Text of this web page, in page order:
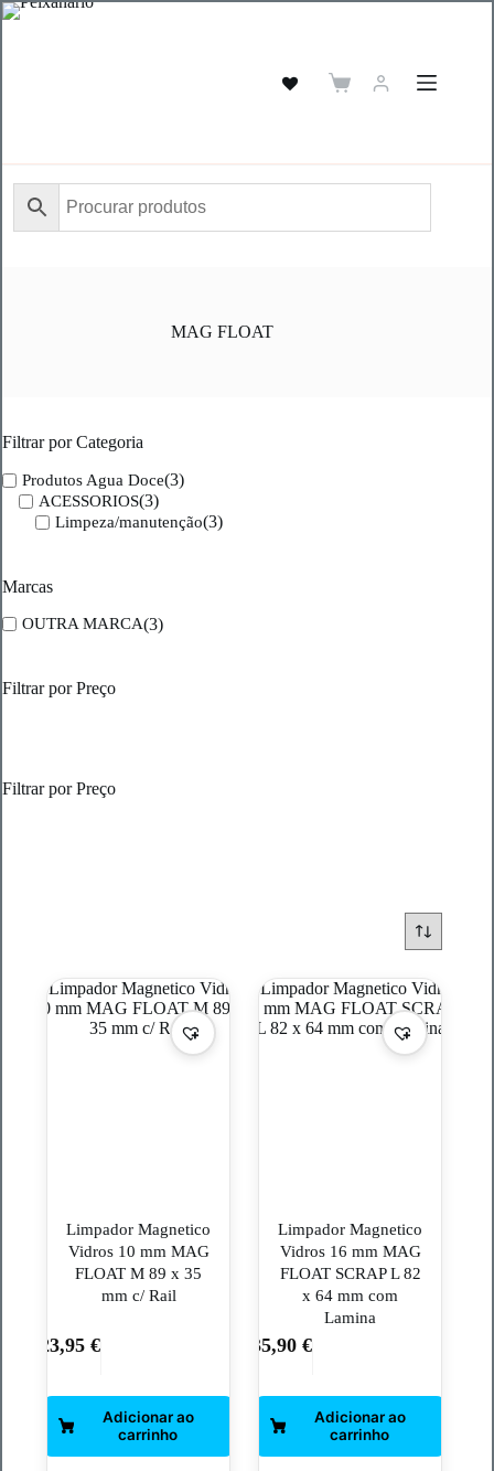
Pular
Carrinho
MAG FLOAT
Limpador Magnetico
Vidros 10 mm MAG
FLOAT M 89 x 35
mm c/ Rail
23,95 €
Limpador Magnetico
Vidros 16 mm MAG
FLOAT SCRAP L 82
x 64 mm com
Lamina
35,90€
Filtrar por Categoria
Produtos Agua Doce(3)
ACESSORIOS(3)
Limpeza/manutenção(3)
Marcas
OUTRA MARCA(3)
Filtrar por Preço
Filtrar por Preço